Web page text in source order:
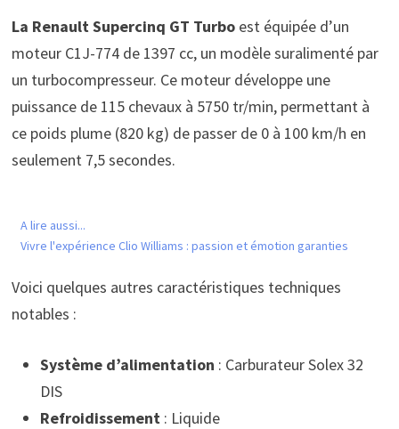
La Renault Supercinq GT Turboest équipée d’un
moteur C1J-774 de 1397 cc, un modèle suralimenté par
un turbocompresseur. Ce moteur développe une
puissance de 115 chevaux à 5750 tr/min, permettant à
ce poids plume (820 kg) de passer de 0 à 100 km/h en
seulement 7,5 secondes.
A lire aussi...
Vivre l'expérience Clio Williams : passion et émotion garanties
Voici quelques autres caractéristiques techniques
notables :
Système d’alimentation : Carburateur Solex 32
DIS
Refroidissement: Liquide